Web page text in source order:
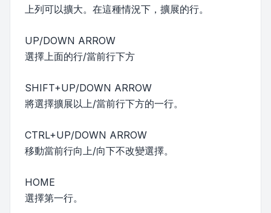
上列可以擴大。在這種情況下，擴展的行。
UP/DOWN ARROW
選擇上面的行/當前行下方
SHIFT+UP/DOWN ARROW
將選擇擴展以上/當前行下方的一行。
CTRL+UP/DOWN ARROW
移動當前行向上/向下不改變選擇。
HOME
選擇第一行。